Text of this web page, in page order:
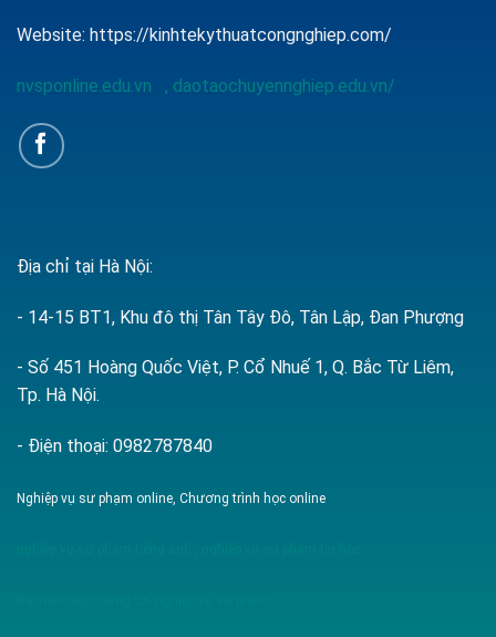
Website: https://kinhtekythuatcongnghiep.com/
nvsponline.edu.vn , daotaochuyennghiep.edu.vn/
Địa chỉ tại Hà Nội:
- 14-15 BT1, Khu đô thị Tân Tây Đô, Tân Lập, Đan Phượng
- Số 451 Hoàng Quốc Việt, P. Cổ Nhuế 1, Q. Bắc Từ Liêm,
Tp. Hà Nội.
- Điện thoại: 0982787840
Nghiệp vụ sư phạm online, Chương trình học online